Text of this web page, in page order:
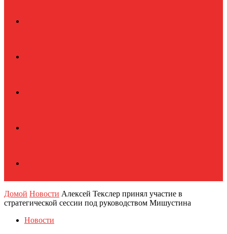
Домой Новости Алексей Текслер принял участие в
стратегической сессии под руководством Мишустина
Новости